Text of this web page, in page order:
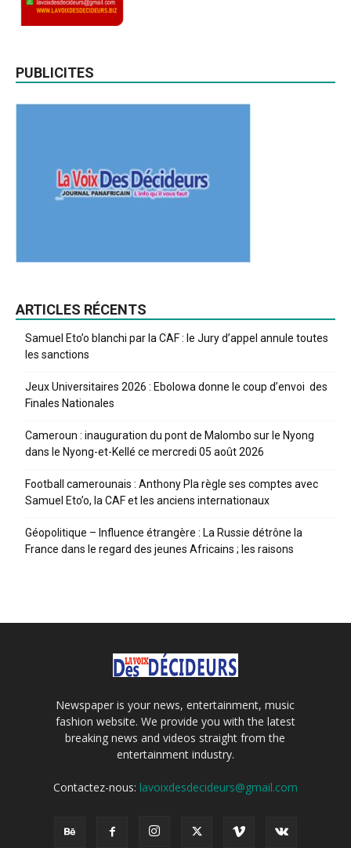
PUBLICITES
ARTICLES RÉCENTS
Samuel Eto’o blanchi par la CAF : le Jury d’appel annule toutes
les sanctions
Jeux Universitaires 2026 : Ebolowa donne le coup d’envoi des
Finales Nationales
Cameroun : inauguration du pont de Malombo sur le Nyong
dans le Nyong-et-Kellé ce mercredi 05 août 2026
Football camerounais : Anthony Pla règle ses comptes avec
Samuel Eto’o, la CAF et les anciens internationaux
Géopolitique – Influence étrangère : La Russie détrône la
France dans le regard des jeunes Africains ; les raisons
Newspaper is your news, entertainment, music
fashion website. We provide you with the latest
breaking news and videos straight from the
entertainment industry.
Contactez-nous: lavoixdesdecideurs@gmail.com